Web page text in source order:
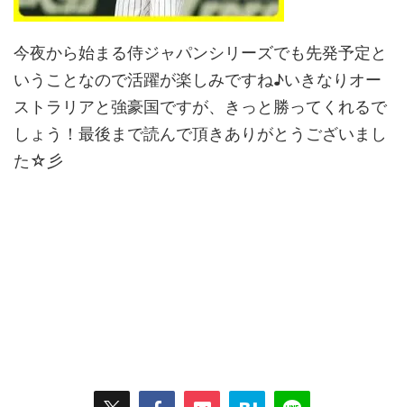
今夜から始まる侍ジャパンシリーズでも先発予定と
いうことなので活躍が楽しみですね♪いきなりオー
ストラリアと強豪国ですが、きっと勝ってくれるで
しょう！最後まで読んで頂きありがとうございまし
た☆彡